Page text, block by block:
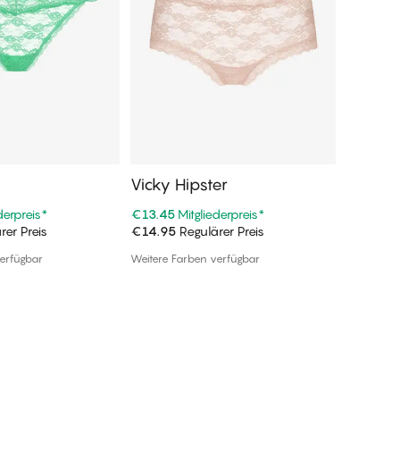
Warenkorb
*
Preis In den Warenkorb
Vicky Hipster
€13.45 Mitgliederpreis*
€14.95Regulärer Preis
Weitere Farben verfügbar